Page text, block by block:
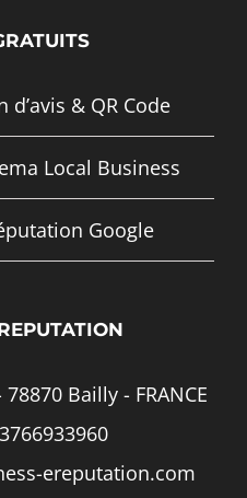
& QR Code
Local Business
Google
Bailly - FRANCE
ereputation.com